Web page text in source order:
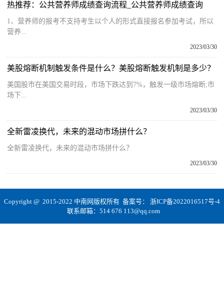
热推荐：公共营养师成绩查询流程_公共营养师成绩查询
1、营养师的报考不支持考生以个人的形式直接报名参加考试，所以
营养...
2023/03/30
美股熔断机制触发条件是什么？美股熔断触发机制是多少？
美国股市在美国交易时段，市场下跌达到7%，触发一级市场熔断;市
场下...
2023/03/30
全新雷凌换代，未来的混动市场拼什么？
全新雷凌换代，未来的混动市场拼什么？
2023/03/30
Copyright @ 2015-2022 中南网版权所有 备案号： 浙ICP备2022016517号-4
联系邮箱：514 676 113@qq.com